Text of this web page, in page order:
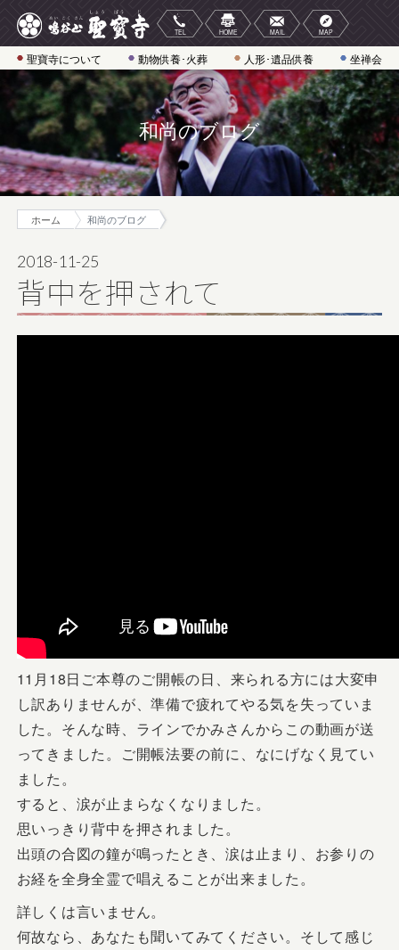
聖寶寺について 動物供養･火葬 人形･遺品供養 坐禅会
和尚のブログ
ホーム 和尚のブログ
2018-11-25
背中を押されて
11月18日ご本尊のご開帳の日、来られる方には大変申
し訳ありませんが、準備で疲れてやる気を失っていま
した。そんな時、ラインでかみさんからこの動画が送
ってきました。ご開帳法要の前に、なにげなく見てい
ました。
すると、涙が止まらなくなりました。
思いっきり背中を押されました。
出頭の合図の鐘が鳴ったとき、涙は止まり、お参りの
お経を全身全霊で唱えることが出来ました。
詳しくは言いません。
何故なら、あなたも聞いてみてください。そして感じ